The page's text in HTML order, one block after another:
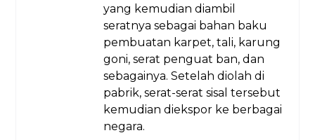
yang kemudian diambil
seratnya sebagai bahan baku
pembuatan karpet, tali, karung
goni, serat penguat ban, dan
sebagainya. Setelah diolah di
pabrik, serat-serat sisal tersebut
kemudian diekspor ke berbagai
negara.